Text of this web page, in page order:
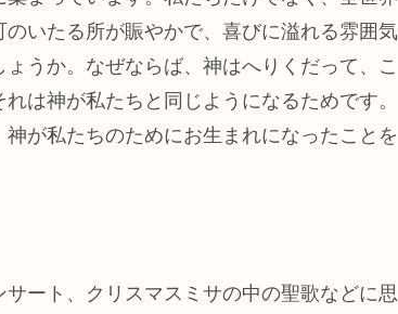
いたる所が賑やかで、喜びに溢れる雰囲気
うか。なぜならば、神はへりくだって、こ
は神が私たちと同じようになるためです。
が私たちのためにお生まれになったことを
ート、クリスマスミサの中の聖歌などに思